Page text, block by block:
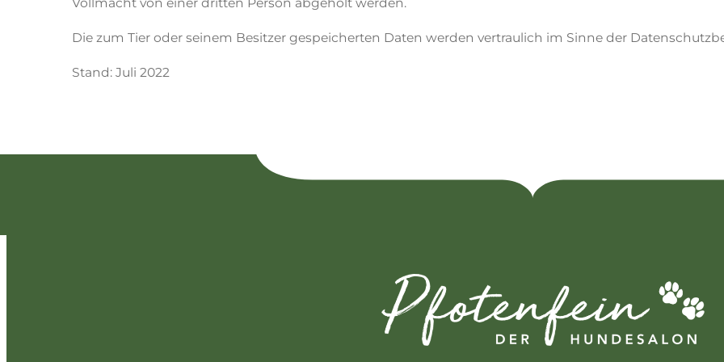
Vollmacht von einer dritten Person abgeholt werden.
Die zum Tier oder seinem Besitzer gespeicherten Daten werden vertraulich im Sinne der
Stand: Juli 2022